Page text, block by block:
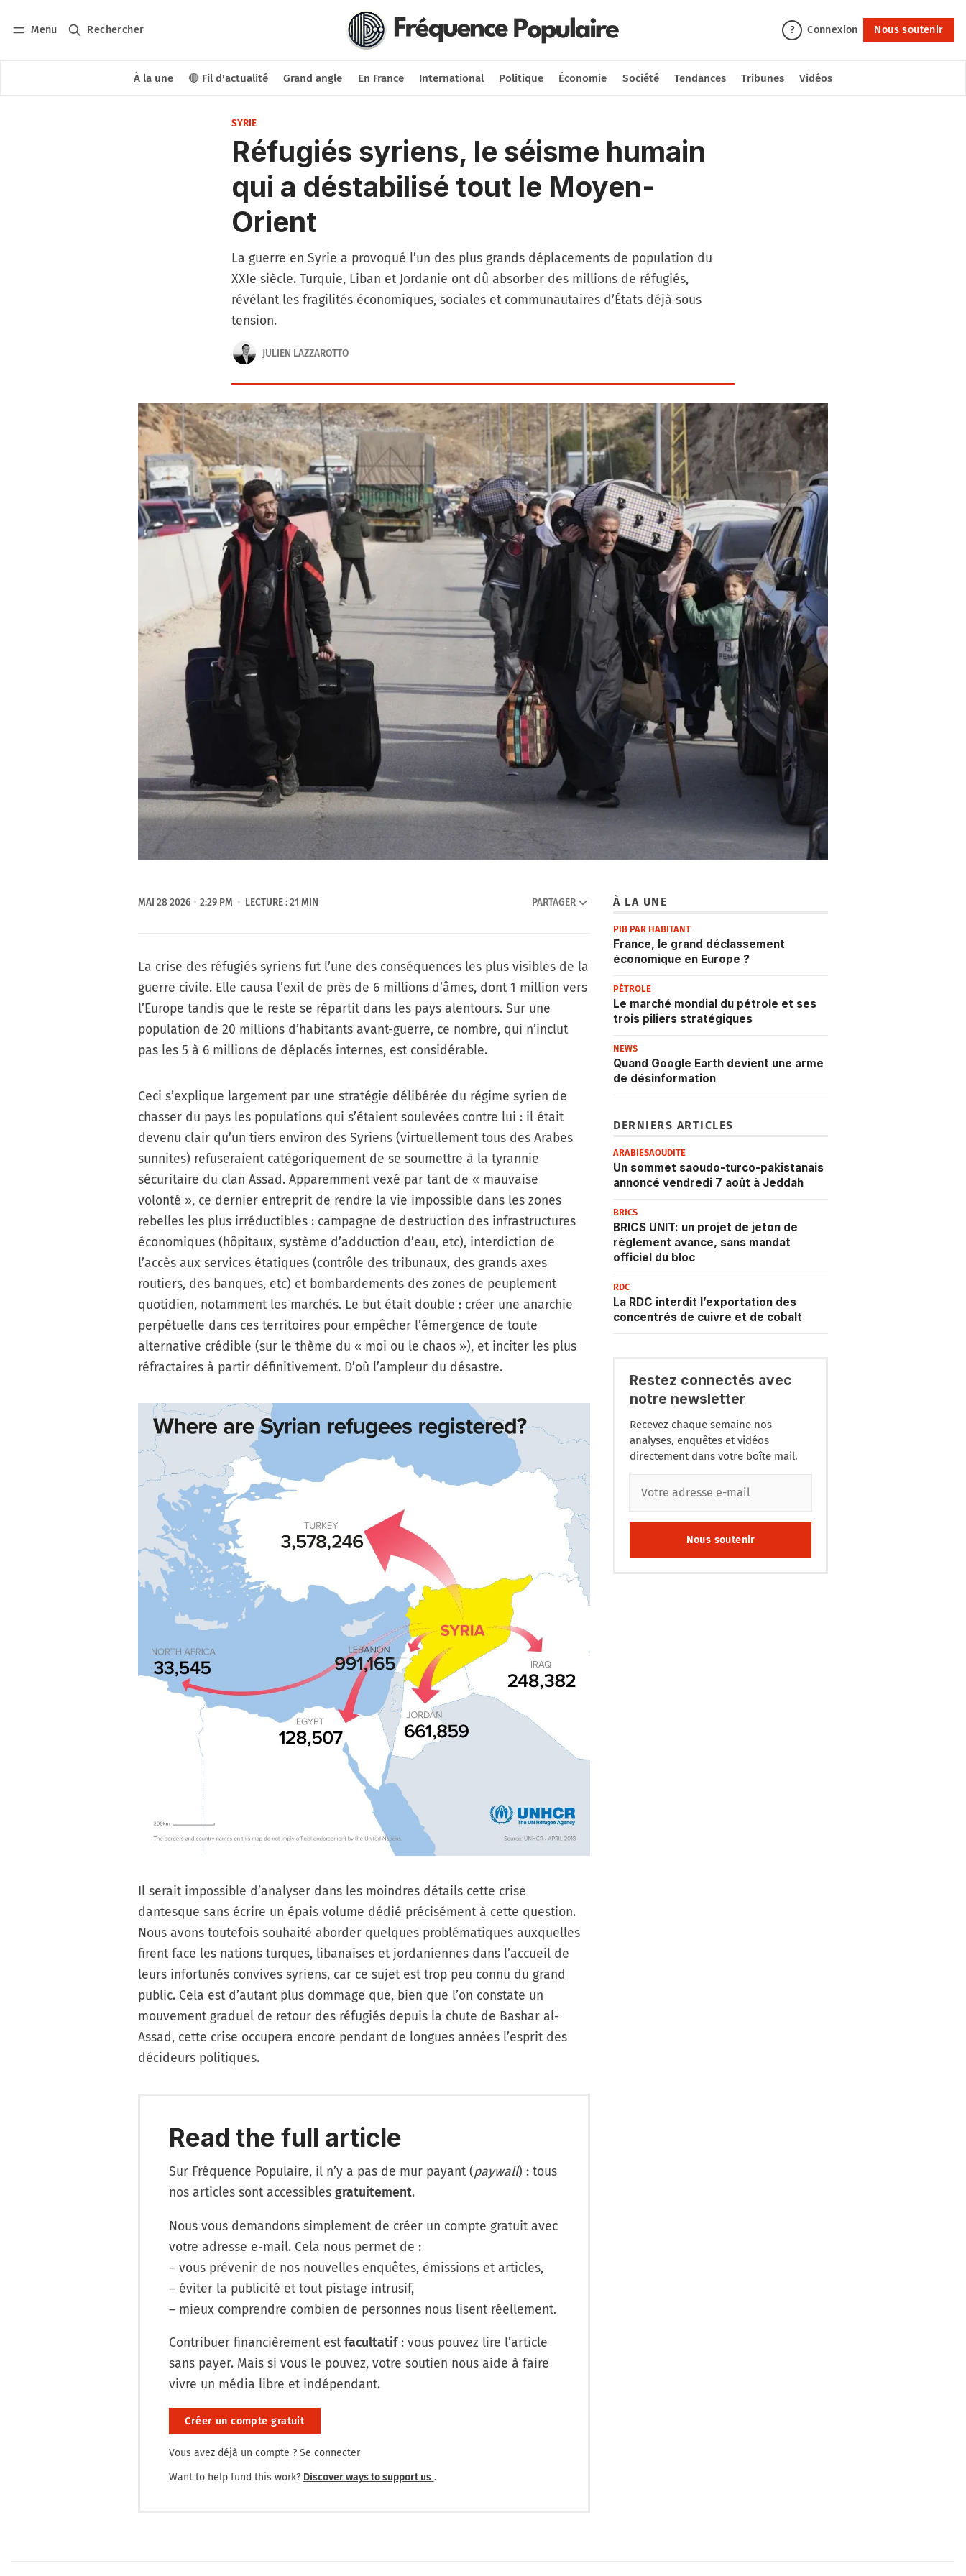
Menu Rechercher ? Connexion Nous soutenir
À la une 🔴 Fil d'actualité Grand angle En France International Politique Économie Société Tendances Tribunes Vidéos
Nous soutenir
SYRIE
Réfugiés syriens, le séisme humain
qui a déstabilisé tout le Moyen-
Orient
La guerre en Syrie a provoqué l’un des plus grands déplacements de population du
XXIe siècle. Turquie, Liban et Jordanie ont dû absorber des millions de réfugiés,
révélant les fragilités économiques, sociales et communautaires d’États déjà sous
tension.
JULIEN LAZZAROTTO
MAI 28 2026 2:29 PM LECTURE : 21 MIN PARTAGER
La crise des réfugiés syriens fut l’une des conséquences les plus visibles de la
guerre civile. Elle causa l’exil de près de 6 millions d’âmes, dont 1 million vers
l’Europe tandis que le reste se répartit dans les pays alentours. Sur une
population de 20 millions d’habitants avant-guerre, ce nombre, qui n’inclut
pas les 5 à 6 millions de déplacés internes, est considérable.
Ceci s’explique largement par une stratégie délibérée du régime syrien de
chasser du pays les populations qui s’étaient soulevées contre lui : il était
devenu clair qu’un tiers environ des Syriens (virtuellement tous des Arabes
sunnites) refuseraient catégoriquement de se soumettre à la tyrannie
sécuritaire du clan Assad. Apparemment vexé par tant de « mauvaise
volonté », ce dernier entreprit de rendre la vie impossible dans les zones
rebelles les plus irréductibles : campagne de destruction des infrastructures
économiques (hôpitaux, système d’adduction d’eau, etc), interdiction de
l’accès aux services étatiques (contrôle des tribunaux, des grands axes
routiers, des banques, etc) et bombardements des zones de peuplement
quotidien, notamment les marchés. Le but était double : créer une anarchie
perpétuelle dans ces territoires pour empêcher l’émergence de toute
alternative crédible (sur le thème du « moi ou le chaos »), et inciter les plus
réfractaires à partir définitivement. D’où l’ampleur du désastre.
Il serait impossible d’analyser dans les moindres détails cette crise
dantesque sans écrire un épais volume dédié précisément à cette question.
Nous avons toutefois souhaité aborder quelques problématiques auxquelles
firent face les nations turques, libanaises et jordaniennes dans l’accueil de
leurs infortunés convives syriens, car ce sujet est trop peu connu du grand
public. Cela est d’autant plus dommage que, bien que l’on constate un
mouvement graduel de retour des réfugiés depuis la chute de Bashar al-
Assad, cette crise occupera encore pendant de longues années l’esprit des
décideurs politiques.
Read the full article
Sur Fréquence Populaire, il n’y a pas de mur payant (paywall) : tous
nos articles sont accessibles gratuitement.
Nous vous demandons simplement de créer un compte gratuit avec
votre adresse e-mail. Cela nous permet de :
– vous prévenir de nos nouvelles enquêtes, émissions et articles,
– éviter la publicité et tout pistage intrusif,
– mieux comprendre combien de personnes nous lisent réellement.
Contribuer financièrement est facultatif: vous pouvez lire l’article
sans payer. Mais si vous le pouvez, votre soutien nous aide à faire
vivre un média libre et indépendant.
Créer un compte gratuit
Vous avez déjà un compte ? Se connecter
Want to help fund this work? Discover ways to support us .
À LA UNE
PIB PAR HABITANT
France, le grand déclassement
économique en Europe ?
PÉTROLE
Le marché mondial du pétrole et ses
trois piliers stratégiques
NEWS
Quand Google Earth devient une arme
de désinformation
DERNIERS ARTICLES
ARABIESAOUDITE
Un sommet saoudo-turco-pakistanais
annoncé vendredi 7 août à Jeddah
BRICS
BRICS UNIT: un projet de jeton de
règlement avance, sans mandat
officiel du bloc
RDC
La RDC interdit l’exportation des
concentrés de cuivre et de cobalt
Restez connectés avec
notre newsletter
Recevez chaque semaine nos
analyses, enquêtes et vidéos
directement dans votre boîte mail.
Nous soutenir